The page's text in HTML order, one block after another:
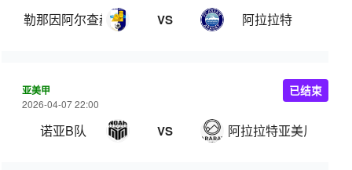
勒那因阿尔查赫 VS 阿拉拉特
亚美甲
2026-04-07 22:00
诺亚B队 VS 阿拉拉特亚美尼亚B队
已结束